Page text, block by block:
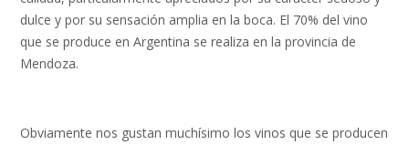
dulce y por su sensación amplia en la boca. El 70% del vino
que se produce en Argentina se realiza en la provincia de
Mendoza.
Obviamente nos gustan muchísimo los vinos que se producen